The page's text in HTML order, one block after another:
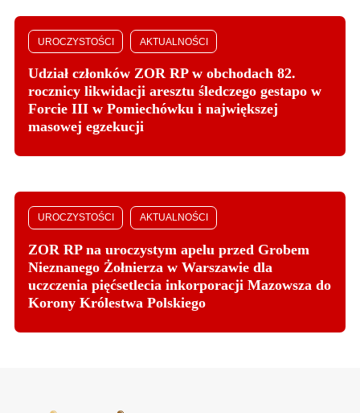
UROCZYSTOŚCI AKTUALNOŚCI
Udział członków ZOR RP w obchodach 82.
rocznicy likwidacji aresztu śledczego gestapo w
Forcie III w Pomiechówku i największej
masowej egzekucji
UROCZYSTOŚCI AKTUALNOŚCI
ZOR RP na uroczystym apelu przed Grobem
Nieznanego Żołnierza w Warszawie dla
uczczenia pięćsetlecia inkorporacji Mazowsza do
Korony Królestwa Polskiego